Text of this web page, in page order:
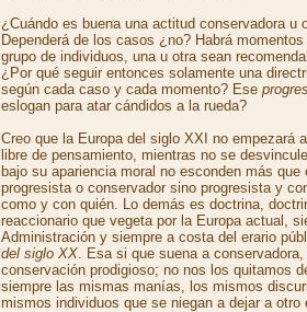
¿Cuándo es buena una actitud conservadora u
Dependerá de los casos ¿no? Habrá
grupo de individuos, una u otra sean
¿Por qué seguir entonces solamente una
según cada caso y cada momento? Ese
eslogan para atar cándidos a la rueda?
Creo que la Europa del siglo XXI no empezará
libre de pensamiento, mientras no se
bajo su apariencia moral no esconden más
progresista o conservador sino progresista y
como y con quién. Lo demás es doctrina,
reaccionario que vegeta por la Europa actual,
Administración y siempre a costa del erario
del siglo XX. Esa si que suena a
conservación prodigioso; no nos los quitamos
siempre las mismas manías, los mismos
mismos individuos que se niegan a dejar a otro